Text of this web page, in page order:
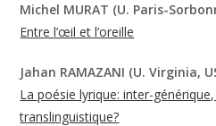
Michel MURAT (U. Paris-
Entre l’œil et l’oreille
Jahan RAMAZANI (U. Virginia,
La poésie lyrique: inter-
translinguistique?